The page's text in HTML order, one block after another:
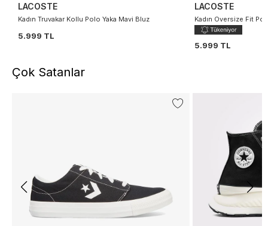
LACOSTE
Kadın Truvakar Kollu Polo Yaka Mavi Bluz
5.999 TL
LACOSTE
Kadın Oversize Fit
5.999 TL
Çok Satanlar